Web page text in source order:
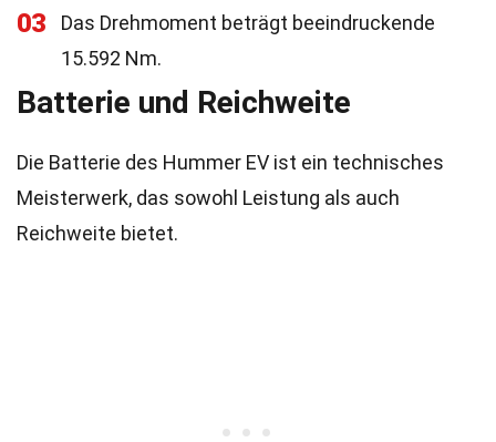
03
Das Drehmoment beträgt beeindruckende
15.592 Nm.
Batterie und Reichweite
Die Batterie des Hummer EV ist ein technisches
Meisterwerk, das sowohl Leistung als auch
Reichweite bietet.